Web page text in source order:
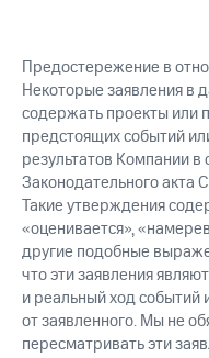
Предостережение в
Некоторые заявления в
содержать проекты или
предстоящих событий
результатов Компании
Законодательного акта
Такие утверждения
«оценивается»,
другие подобные
что эти заявления
и реальный ход событий
от заявленного. Мы не
пересматривать эти